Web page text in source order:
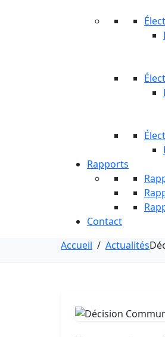
Rapports
Contact
Accueil / Actualités